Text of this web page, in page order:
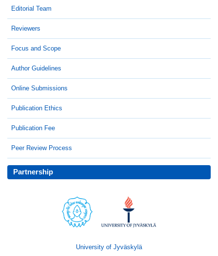
Editorial Team
Reviewers
Focus and Scope
Author Guidelines
Online Submissions
Publication Ethics
Publication Fee
Peer Review Process
Partnership
University of Jyväskylä